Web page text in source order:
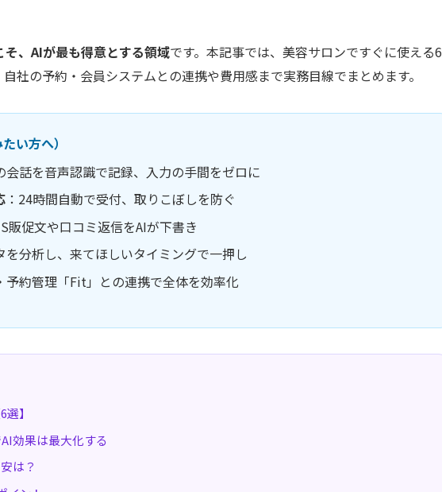
、AIが最も得意とする領域です。本記事では、美容サロンですぐに使える6
社の予約・会員システムとの連携や費用感まで実務目線でまとめます。
い方へ）
会話を音声認識で記録、入力の手間をゼロに
：24時間自動で受付、取りこぼしを防ぐ
販促文や口コミ返信をAIが下書き
を分析し、来てほしいタイミングで一押し
予約管理「Fit」との連携で全体を効率化
】
効果は最大化する
は？